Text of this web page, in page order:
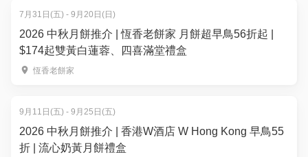
7月31日(五) - 9月20日(日)
2026 中秋月餅推介 | 恆香老餅家 月餅超早鳥56折起 |
$174起雙黃白蓮蓉、四喜滿堂禮盒
恆香老餅家
9月11日(五) - 9月25日(五)
2026 中秋月餅推介 | 香港W酒店 W Hong Kong 早鳥55
折 | 流心奶黃月餅禮盒